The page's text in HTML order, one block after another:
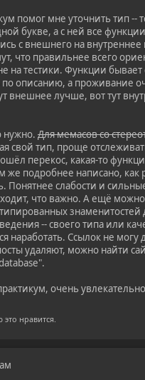
помог мне уточнить тип --
букве, а с ней все функции
с внешнего на внутреннее
что правильнее всего
на тестики. Функции
описанию, а проживание
внешнее лучше, вот тут
нужно. Для мемасов со
свой тип, проще
перекос, какая-то
же подробнее написано,
Понятнее слабости и
что важно. А ещё можно
-- своего типа или
наработать. Ссылок не могу
удаляют, можно найти
очень
это нравится.